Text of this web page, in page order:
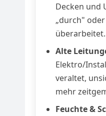
Decken und
„durch"
überarbeitet.
Alte
Elektro/
veraltet,
mehr
Feuchte &